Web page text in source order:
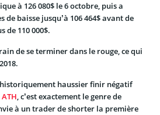
à 126 080$ le 6 octobre, puis a
de baisse jusqu’à 106 464$ avant de
de 110 000$.
de se terminer dans le rouge, ce qui
haussier finir négatif
ATH, c’est exactement le genre de
à un trader de shorter la première